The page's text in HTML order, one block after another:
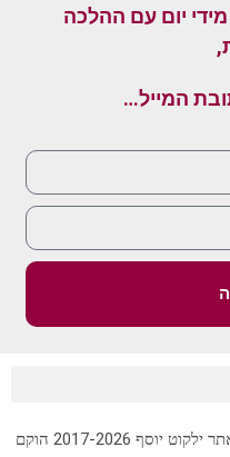
יום עם ההלכה
המייל…
© yalkut yosef Rabbi Yitzhak Yosef אתר ילקוט יוסף 2017-2026 הוקם